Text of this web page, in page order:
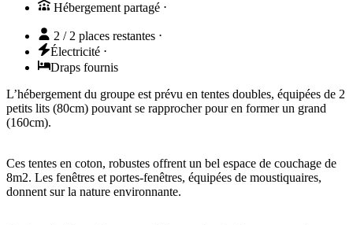
Hébergement partagé ⋅
2 / 2 places restantes ⋅
Électricité ⋅
Draps fournis
L’hébergement du groupe est prévu en tentes doubles, équipées de 2
petits lits (80cm) pouvant se rapprocher pour en former un grand
(160cm).
Ces tentes en coton, robustes offrent un bel espace de couchage de
8m2. Les fenêtres et portes-fenêtres, équipées de moustiquaires,
donnent sur la nature environnante.